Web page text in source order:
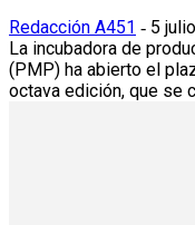
Redacción A451 - 5
La incubadora de
(PMP) ha abierto el
octava edición, que se